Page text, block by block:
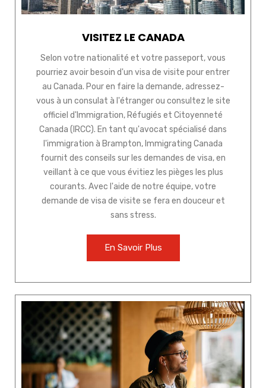
VISITEZ LE CANADA
Selon votre nationalité et votre passeport, vous
pourriez avoir besoin d'un visa de visite pour entrer
au Canada. Pour en faire la demande, adressez-
vous à un consulat à l'étranger ou consultez le site
officiel d'Immigration, Réfugiés et Citoyenneté
Canada (IRCC). En tant qu'avocat spécialisé dans
l'immigration à Brampton, Immigrating Canada
fournit des conseils sur les demandes de visa, en
veillant à ce que vous évitiez les pièges les plus
courants. Avec l'aide de notre équipe, votre
demande de visa de visite se fera en douceur et
sans stress.
En Savoir Plus